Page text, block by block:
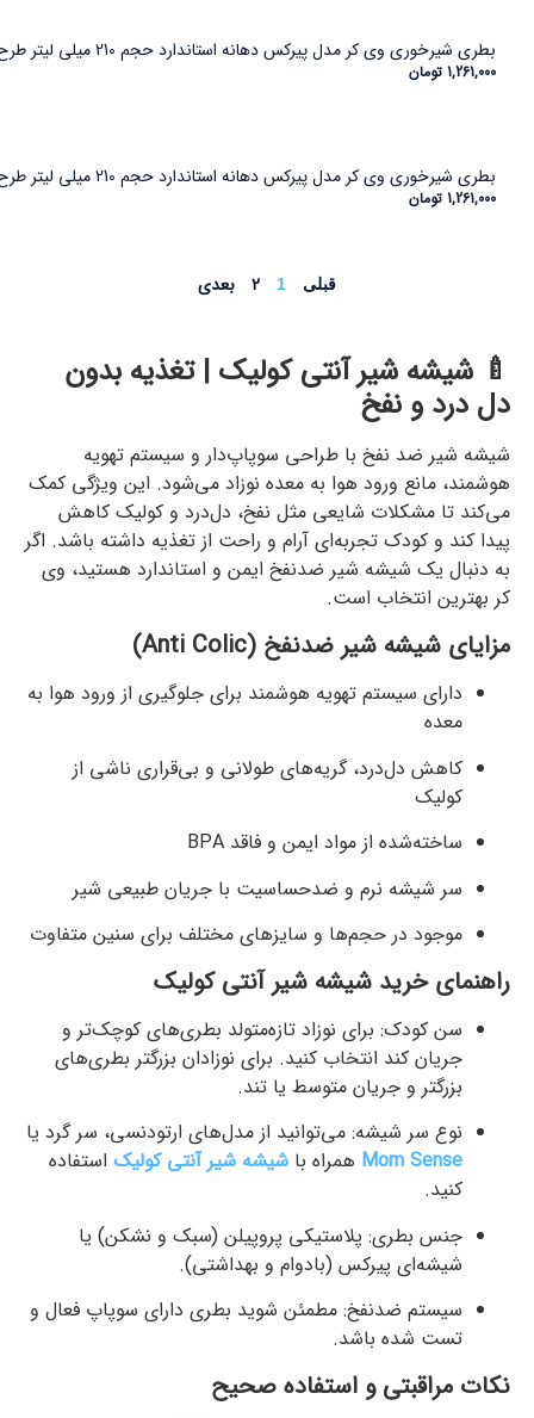
بطری شیرخوری وی کر مدل پیرکس دهانه استاندارد حجم 210 میلی لیتر طرح زرافه (Wee Care-B304)
1,261,000 تومان
بطری شیرخوری وی کر مدل پیرکس دهانه استاندارد حجم 210 میلی لیتر طرح شیپ (Wee Care-B304)
1,261,000 تومان
قبلی 1
2 بعدی
🍼 شیشه شیر آنتی کولیک | تغذیه بدون
دل‌ درد و نفخ
شیشه شیر ضد نفخ با طراحی سوپاپ‌دار و سیستم تهویه
هوشمند، مانع ورود هوا به معده نوزاد می‌شود. این ویژگی کمک
می‌کند تا مشکلات شایعی مثل نفخ، دل‌درد و کولیک کاهش
پیدا کند و کودک تجربه‌ای آرام و راحت از تغذیه داشته باشد. اگر
به دنبال یک شیشه شیر ضدنفخ ایمن و استاندارد هستید، وی
کر بهترین انتخاب است.
مزایای شیشه شیر ضدنفخ (Anti Colic)
دارای سیستم تهویه هوشمند برای جلوگیری از ورود هوا به
معده
کاهش دل‌درد، گریه‌های طولانی و بی‌قراری ناشی از
کولیک
ساخته‌شده از مواد ایمن و فاقد BPA
سر شیشه نرم و ضدحساسیت با جریان طبیعی شیر
موجود در حجم‌ها و سایزهای مختلف برای سنین متفاوت
راهنمای خرید شیشه شیر آنتی کولیک
سن کودک: برای نوزاد تازه‌متولد بطری‌های کوچک‌تر و
جریان کند انتخاب کنید. برای نوزادان بزرگتر بطری‌های
بزرگتر و جریان متوسط یا تند.
نوع سر شیشه: می‌توانید از مدل‌های ارتودنسی، سر گرد یا
Mom Sense همراه با شیشه شیر آنتی کولیک استفاده
کنید.
جنس بطری: پلاستیکی پروپیلن (سبک و نشکن) یا
شیشه‌ای پیرکس (بادوام و بهداشتی).
سیستم ضدنفخ: مطمئن شوید بطری دارای سوپاپ فعال و
تست‌ شده باشد.
نکات مراقبتی و استفاده صحیح